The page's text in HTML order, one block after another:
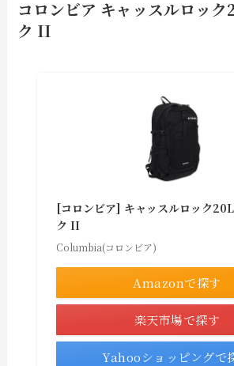
コロンビア キャッスルロック
ク II
[コロンビア] キャッスルロック
ク II
Columbia(コロンビア)
Amazonで探す
楽天市場で探す
Yahooショッピングで